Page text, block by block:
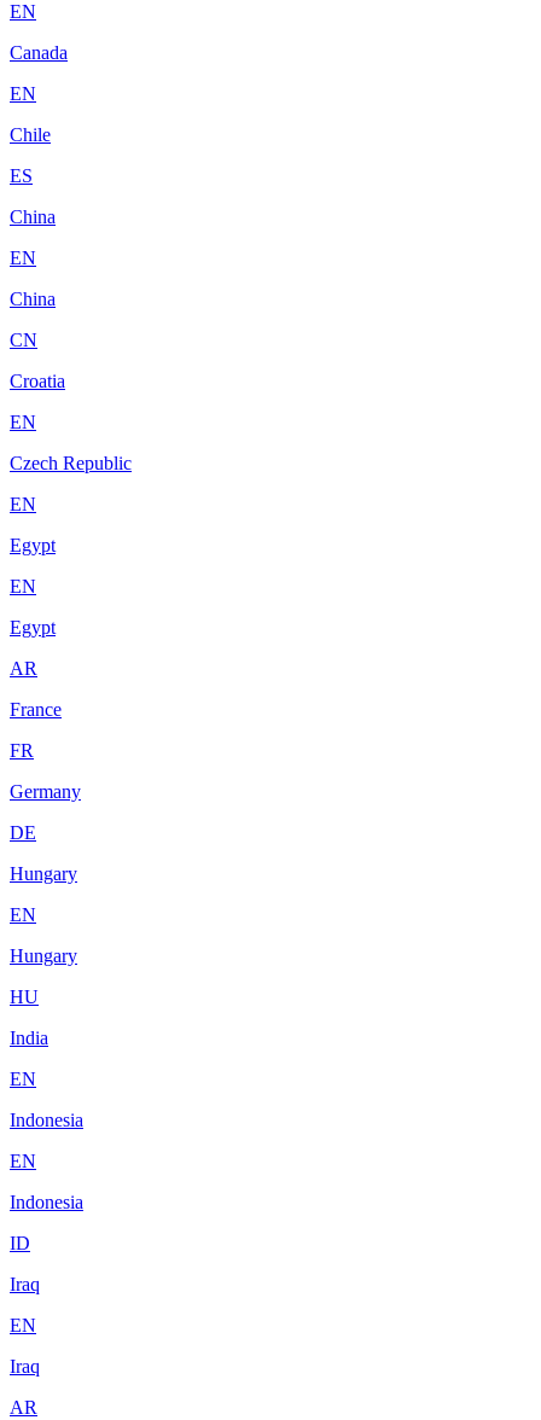
EN
Canada
EN
Chile
ES
China
EN
China
CN
Croatia
EN
Czech Republic
EN
Egypt
EN
Egypt
AR
France
FR
Germany
DE
Hungary
EN
Hungary
HU
India
EN
Indonesia
EN
Indonesia
ID
Iraq
EN
Iraq
AR